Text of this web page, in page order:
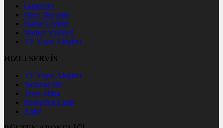
Gazeteler
Hava Durumu
Haber Gönder
Namaz Vakitleri
TV Yayın Akışları
HIZLI SERVİS
TV Yayın Akışları
Yazarlar Site
Tenis İddaa
Basketbol Canlı
AMP